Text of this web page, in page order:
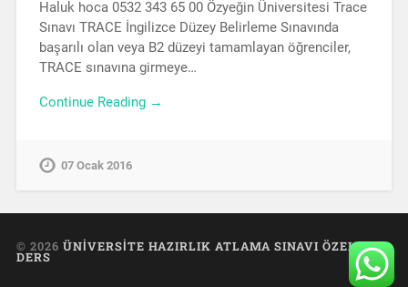
Haluk hoca 0532 343 65 00 Özyeğin Üniversitesi Trace
Sınavı TRACE İngilizce Düzey Belirleme Sınavında
başarılı olan veya B2 düzeyi tamamlayan öğrenciler,
TRACE sınavına girmeye…
Continue Reading →
07 Ocak 2016
© 2026 ÜNIVERSITE HAZIRLIK ATLAMA SINAVI ÖZEL
DERS
UP ↑